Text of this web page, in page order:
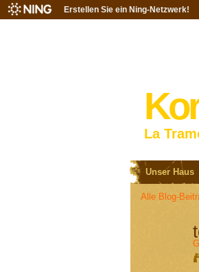
Erstellen Sie ein Ning-Netzwerk!
La
Unser Haus
Alle Blog-